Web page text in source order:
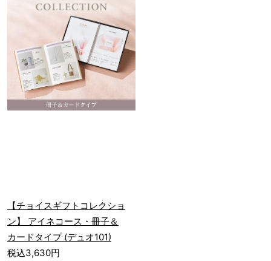
【チョイスギフトコレクショ
ン】 アイネコース・冊子＆
カードタイプ (デュオ101)
税込3,630円